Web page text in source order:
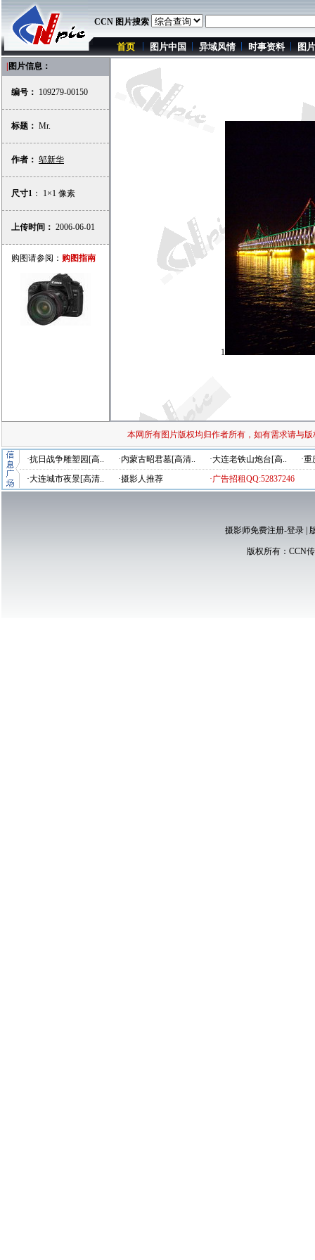
CCN 图片搜索
首页 图片中国 异域风情 时事资料 图
图片信息：
编号： 109279-00150
标题： Mr.
作者： 邬新华
尺寸1 ： 1×1 像素
上传时间： 2006-06-01
购图请参阅： 购图指南
1
本网所有图片版权均归作者所有，如有需求请与
·抗日战争雕塑园[高.. ·内蒙古昭君墓[高清.. ·大连老铁山炮台[高..
·
·大连城市夜景[高清..
·摄影人推荐 ·广告招租QQ:52837246
摄影师免费注册-登录|
版权所有： CCN